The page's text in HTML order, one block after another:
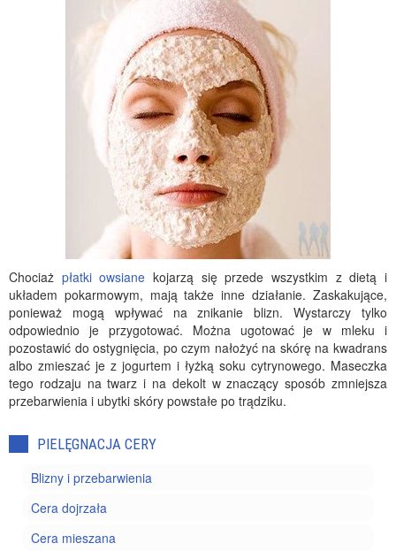
Chociaż płatki owsiane kojarzą się przede wszystkim z dietą i
układem pokarmowym, mają także inne działanie. Zaskakujące,
ponieważ mogą wpływać na znikanie blizn. Wystarczy tylko
odpowiednio je przygotować. Można ugotować je w mleku i
pozostawić do ostygnięcia, po czym nałożyć na skórę na kwadrans
albo zmieszać je z jogurtem i łyżką soku cytrynowego. Maseczka
tego rodzaju na twarz i na dekolt w znaczący sposób zmniejsza
przebarwienia i ubytki skóry powstałe po trądziku.
PIELĘGNACJA CERY
Blizny i przebarwienia
Cera dojrzała
Cera mieszana